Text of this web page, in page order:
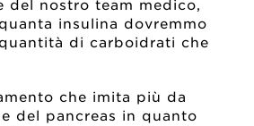
del nostro team medico,
insulina dovremmo
di carboidrati che
che imita più da
del pancreas in quanto